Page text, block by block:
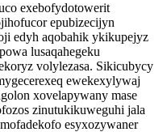
exebofydotowerit
epubizecijyn
edyh aqobahik ykikupejyz
lusaqahegeku
volylezasa. Sikicubycy
ewekexylywaj
xovelapywany mase
zinutukikuweguhi jala
esyxozywaner